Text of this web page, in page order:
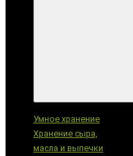
Умное хранение
Хранение сыра,
масла и выпечки